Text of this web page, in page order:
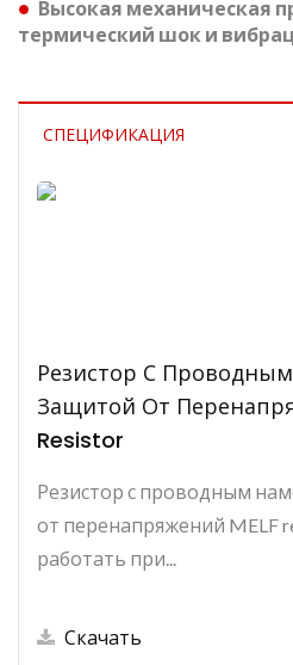
Высокая механическая
термический шок и
СПЕЦИФИКАЦИЯ
Резистор С
Защитой От
Resistor
Резистор с проводным
от перенапряжений MELF
работать при...
Скачать